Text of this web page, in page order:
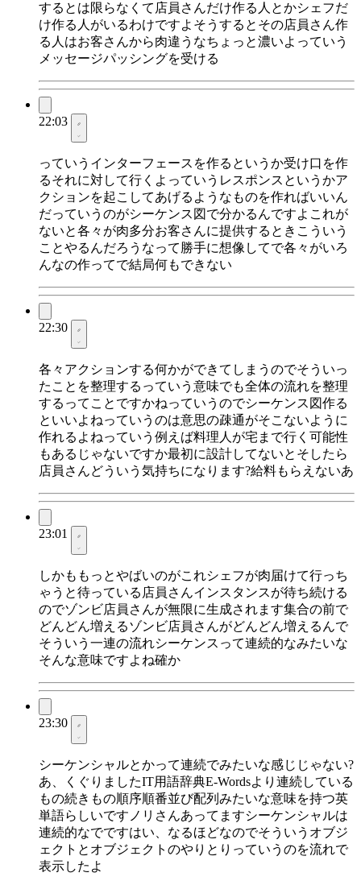
するとは限らなくて店員さんだけ作る人とかシェフだ
け作る人がいるわけですよそうするとその店員さん作
る人はお客さんから肉違うなちょっと濃いよっていう
メッセージパッシングを受ける
22:03
っていうインターフェースを作るというか受け口を作
るそれに対して行くよっていうレスポンスというかア
クションを起こしてあげるようなものを作ればいいん
だっていうのがシーケンス図で分かるんですよこれが
ないと各々が肉多分お客さんに提供するときこういう
ことやるんだろうなって勝手に想像してで各々がいろ
んなの作ってで結局何もできない
22:30
各々アクションする何かができてしまうのでそういっ
たことを整理するっていう意味でも全体の流れを整理
するってことですかねっていうのでシーケンス図作る
といいよねっていうのは意思の疎通がそこないように
作れるよねっていう例えば料理人が宅まで行く可能性
もあるじゃないですか最初に設計してないとそしたら
店員さんどういう気持ちになります?給料もらえないあ
23:01
しかももっとやばいのがこれシェフが肉届けて行っち
ゃうと待っている店員さんインスタンスが待ち続ける
のでゾンビ店員さんが無限に生成されます集合の前で
どんどん増えるゾンビ店員さんがどんどん増えるんで
そういう一連の流れシーケンスって連続的なみたいな
そんな意味ですよね確か
23:30
シーケンシャルとかって連続でみたいな感じじゃない?
あ、くぐりましたIT用語辞典E-Wordsより連続している
もの続きもの順序順番並び配列みたいな意味を持つ英
単語らしいですノリさんあってますシーケンシャルは
連続的なでですはい、なるほどなのでそういうオブジ
ェクトとオブジェクトのやりとりっていうのを流れで
表示したよ